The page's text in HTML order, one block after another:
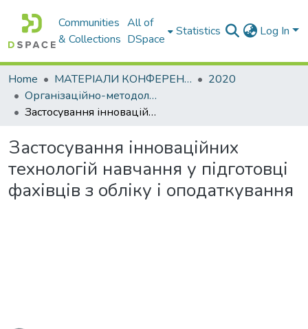
Communities
& Collections
All of
DSpace
Statistics Log In
Home МАТЕРІАЛИ КОНФЕРЕНЦІЙ
2020
Організаційно-методологічне забезпечення підготовки фахівців: тенденції, проблеми та шляхи їх вирішення (з нагоди 90-річчя ХНАДУ)
Застосування інноваційних технологій навчання у підготовці фахівців з обліку і оподаткування
Застосування інноваційних
технологій навчання у підготовці
фахівців з обліку і оподаткування